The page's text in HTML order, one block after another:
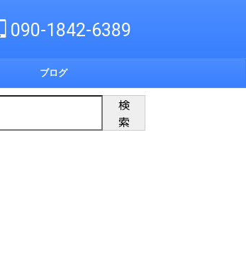
090-1842-6389
ブログ
検
索